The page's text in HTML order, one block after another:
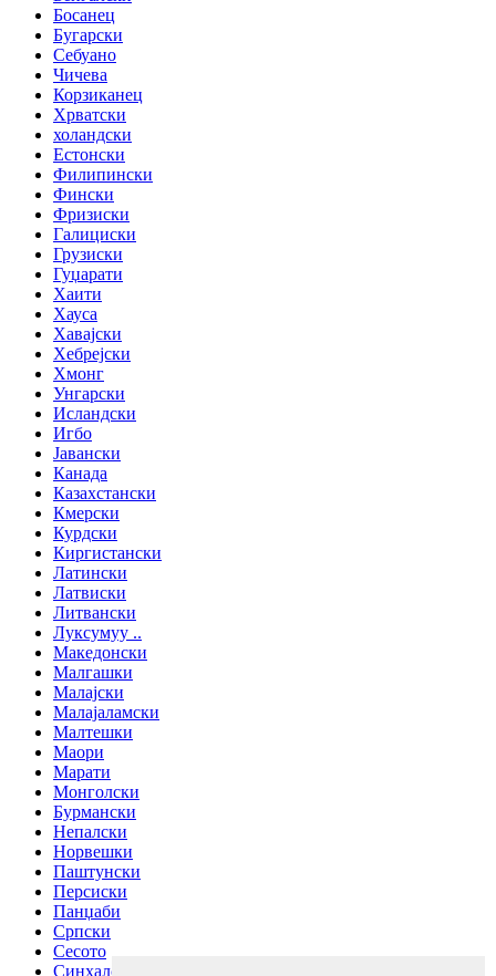
Босанец
Бугарски
Себуано
Чичева
Корзиканец
Хрватски
холандски
Естонски
Филипински
Фински
Фризиски
Галициски
Грузиски
Гуџарати
Хаити
Хауса
Хавајски
Хебрејски
Хмонг
Унгарски
Исландски
Игбо
Јавански
Канада
Казахстански
Кмерски
Курдски
Киргистански
Латински
Латвиски
Литвански
Луксумуу ..
Македонски
Малгашки
Малајски
Малајаламски
Малтешки
Маори
Марати
Монголски
Бурмански
Непалски
Норвешки
Паштунски
Персиски
Панџаби
Српски
Сесото
Синхалски јазик